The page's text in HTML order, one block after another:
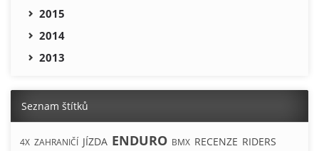
2015
2014
2013
Seznam štítků
4X ZAHRANIČÍ JÍZDA ENDURO BMX RECENZE RIDERS